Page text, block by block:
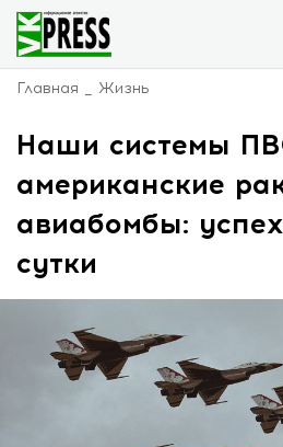
Главная Жизнь
Наши системы
американские
авиабомбы:
сутки